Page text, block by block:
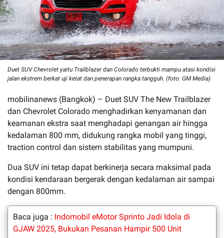
Duet SUV Chevrolet yaitu Trailblazer dan Colorado terbukti mampu atasi kondisi
jalan ekstrem berkat uji ketat dan penerapan rangka tangguh. (foto: GM Media)
mobilinanews (Bangkok) – Duet SUV The New Trailblazer
dan Chevrolet Colorado menghadirkan kenyamanan dan
keamanan ekstra saat menghadapi genangan air hingga
kedalaman 800 mm, didukung rangka mobil yang tinggi,
traction control dan sistem stabilitas yang mumpuni.
Dua SUV ini tetap dapat berkinerja secara maksimal pada
kondisi kendaraan bergerak dengan kedalaman air sampai
dengan 800mm.
Baca juga : Indomobil eMotor Sprinto Jadi Idola di
GJAW 2025, Bukukan Pesanan Hampir 500 Unit